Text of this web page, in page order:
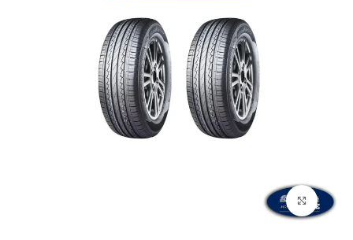
بزرگنمایی تصویر